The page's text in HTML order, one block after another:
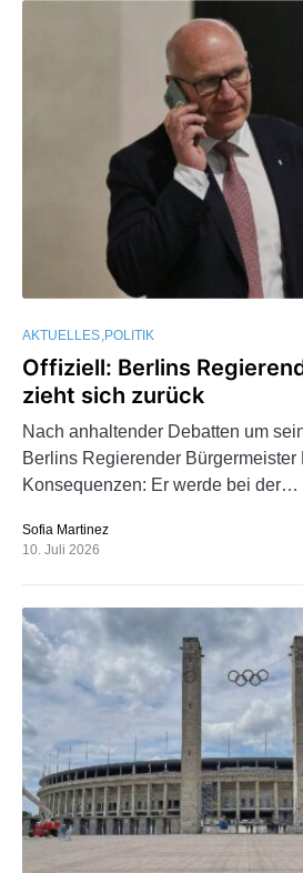
AKTUELLES POLITIK
Offiziell: Berlins
zieht sich zurück
Nach anhaltender Debatten um
Berlins Regierender
Konsequenzen: Er werde bei der…
Sofia Martinez
10. Juli 2026